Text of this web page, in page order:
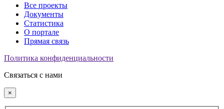
Все проекты
Документы
Статистика
О портале
Прямая связь
Политика конфиденциальности
Связаться с нами
×